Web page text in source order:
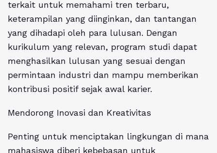
terkait untuk memahami tren terbaru,
keterampilan yang diinginkan, dan tantangan
yang dihadapi oleh para lulusan. Dengan
kurikulum yang relevan, program studi dapat
menghasilkan lulusan yang sesuai dengan
permintaan industri dan mampu memberikan
kontribusi positif sejak awal karier.
Mendorong Inovasi dan Kreativitas
Penting untuk menciptakan lingkungan di mana
mahasiswa diberi kebebasan untuk